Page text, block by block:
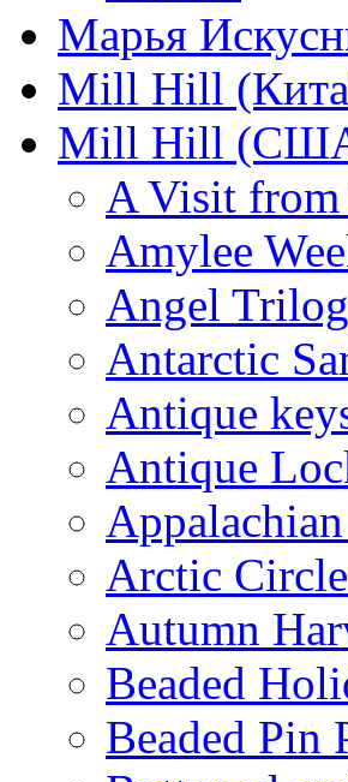
Марья
Mill Hill
Mill Hill
A Visit
Amylee
Angel
Antarctic
Antique
Antique
Arctic
Autumn
Beaded
Beaded Pin